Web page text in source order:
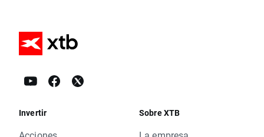
Invertir Sobre XTB